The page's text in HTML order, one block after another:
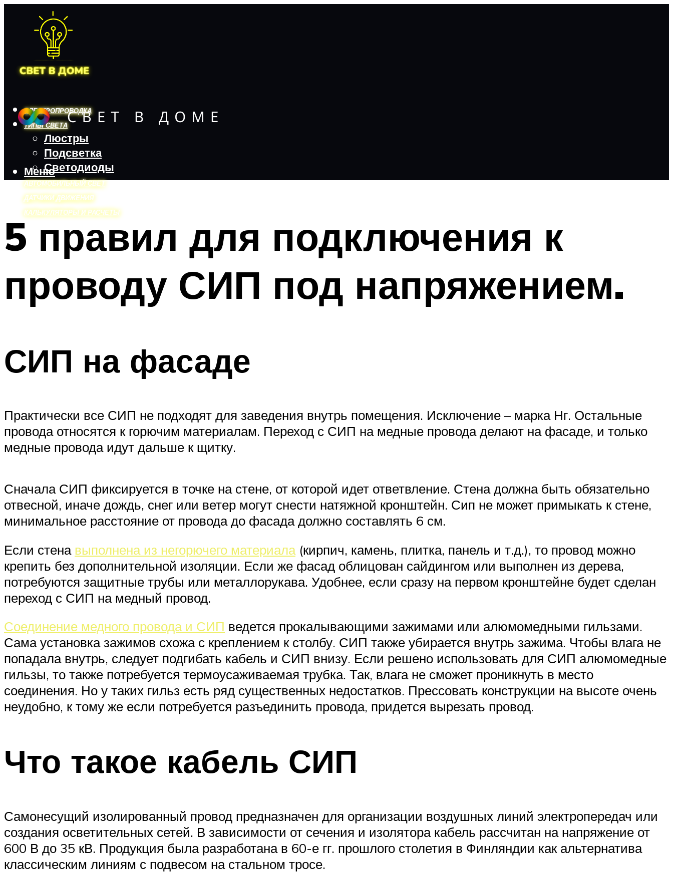
ЭЛЕКТРОПРОВОДКА
ТИПЫ СВЕТА
Люстры
Подсветка
Светодиоды
АВТОМОБИЛЬНЫЙ СВЕТ
ДАТЧИКИ ДВИЖЕНИЯ
КАЛЬКУЛЯТОРЫ И РАСЧЕТЫ
Меню
Меню
5 правил для подключения к
проводу СИП под напряжением.
СИП на фасаде
Практически все СИП не подходят для заведения внутрь помещения. Исключение – марка Нг. Остальные
провода относятся к горючим материалам. Переход с СИП на медные провода делают на фасаде, и только
медные провода идут дальше к щитку.
Сначала СИП фиксируется в точке на стене, от которой идет ответвление. Стена должна быть обязательно
отвесной, иначе дождь, снег или ветер могут снести натяжной кронштейн. Сип не может примыкать к стене,
минимальное расстояние от провода до фасада должно составлять 6 см.
Если стена выполнена из негорючего материала(кирпич, камень, плитка, панель и т.д.), то провод можно
крепить без дополнительной изоляции. Если же фасад облицован сайдингом или выполнен из дерева,
потребуются защитные трубы или металлорукава. Удобнее, если сразу на первом кронштейне будет сделан
переход с СИП на медный провод.
Соединение медного провода и СИП ведется прокалывающими зажимами или алюмомедными гильзами.
Сама установка зажимов схожа с креплением к столбу. СИП также убирается внутрь зажима. Чтобы влага не
попадала внутрь, следует подгибать кабель и СИП внизу. Если решено использовать для СИП алюмомедные
гильзы, то также потребуется термоусаживаемая трубка. Так, влага не сможет проникнуть в место
соединения. Но у таких гильз есть ряд существенных недостатков. Прессовать конструкции на высоте очень
неудобно, к тому же если потребуется разъединить провода, придется вырезать провод.
Что такое кабель СИП
Самонесущий изолированный провод предназначен для организации воздушных линий электропередач или
создания осветительных сетей. В зависимости от сечения и изолятора кабель рассчитан на напряжение от
600 В до 35 кВ. Продукция была разработана в 60-е гг. прошлого столетия в Финляндии как альтернатива
классическим линиям с подвесом на стальном тросе.